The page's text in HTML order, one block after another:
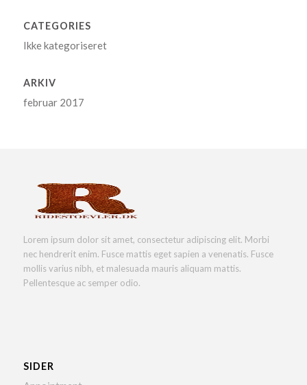
CATEGORIES
Ikke kategoriseret
ARKIV
februar 2017
Lorem ipsum dolor sit amet, consectetur adipiscing elit. Morbi
nec hendrerit enim. Fusce mattis eget sapien a venenatis. Fusce
mollis varius nibh, et malesuada mauris aliquam mattis.
Pellentesque ac semper odio.
SIDER